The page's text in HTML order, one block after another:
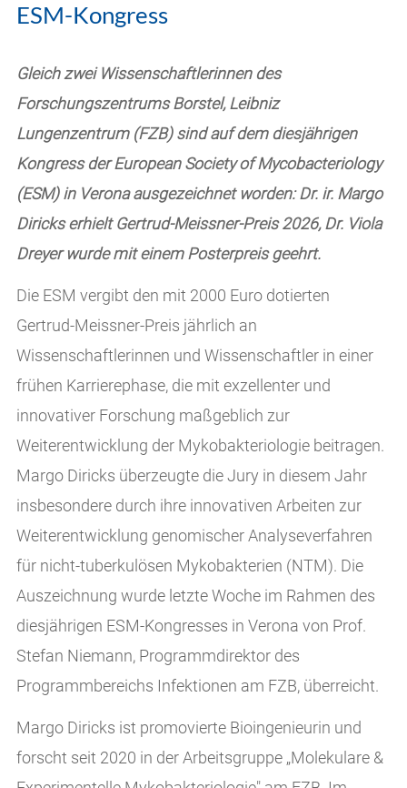
ESM-Kongress
Gleich zwei Wissenschaftlerinnen des
Forschungszentrums Borstel, Leibniz
Lungenzentrum (FZB) sind auf dem diesjährigen
Kongress der European Society of Mycobacteriology
(ESM) in Verona ausgezeichnet worden: Dr. ir. Margo
Diricks erhielt Gertrud-Meissner-Preis 2026, Dr. Viola
Dreyer wurde mit einem Posterpreis geehrt.
Die ESM vergibt den mit 2000 Euro dotierten
Gertrud-Meissner-Preis jährlich an
Wissenschaftlerinnen und Wissenschaftler in einer
frühen Karrierephase, die mit exzellenter und
innovativer Forschung maßgeblich zur
Weiterentwicklung der Mykobakteriologie beitragen.
Margo Diricks überzeugte die Jury in diesem Jahr
insbesondere durch ihre innovativen Arbeiten zur
Weiterentwicklung genomischer Analyseverfahren
für nicht-tuberkulösen Mykobakterien (NTM). Die
Auszeichnung wurde letzte Woche im Rahmen des
diesjährigen ESM-Kongresses in Verona von Prof.
Stefan Niemann, Programmdirektor des
Programmbereichs Infektionen am FZB, überreicht.
Margo Diricks ist promovierte Bioingenieurin und
forscht seit 2020 in der Arbeitsgruppe „Molekulare &